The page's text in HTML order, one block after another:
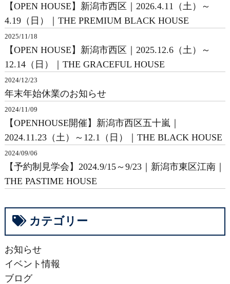
【OPEN HOUSE】新潟市西区｜2026.4.11（土）～
4.19（日）｜THE PREMIUM BLACK HOUSE
2025/11/18
【OPEN HOUSE】新潟市西区｜2025.12.6（土）～
12.14（日）｜THE GRACEFUL HOUSE
2024/12/23
年末年始休業のお知らせ
2024/11/09
【OPENHOUSE開催】新潟市西区五十嵐｜
2024.11.23（土）～12.1（日）｜THE BLACK HOUSE
2024/09/06
【予約制見学会】2024.9/15～9/23｜新潟市東区江南｜
THE PASTIME HOUSE
カテゴリー
お知らせ
イベント情報
ブログ